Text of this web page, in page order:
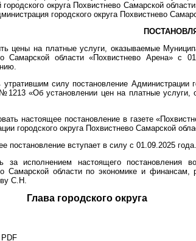
округа Похвистнево Самарской
городского округа Похвистнево
цены на платные услуги, оказываемые
Самарской области «Похвистнево Арена» с
утратившим силу постановление Администрации
«Об установлении цен на платные
настоящее постановление в газете
городского округа Похвистнево Самарской
постановление вступает в силу с 01.09.2025 года.
за исполнением настоящего постановления
Самарской области по экономике и
С.Н.
Глава городского
PDF